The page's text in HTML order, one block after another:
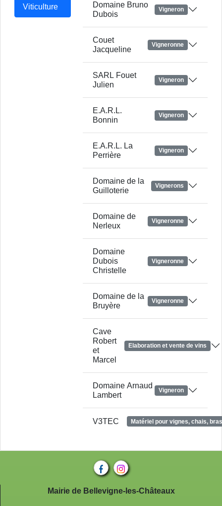
Viticulture
Domaine Bruno
Dubois
Vigneron
Couet
Jacqueline
Vigneronne
SARL Fouet
Julien
Vigneron
E.A.R.L.
Bonnin
Vigneron
E.A.R.L. La
Perrière
Vigneron
Domaine de la
Guilloterie
Vignerons
Domaine de
Nerleux
Vigneronne
Domaine
Dubois
Christelle
Vigneronne
Domaine de la
Bruyère
Vigneronne
Cave
Robert
et
Marcel
Elaboration et vente de vins
Domaine Arnaud
Lambert
Vigneron
V3TEC Matériel pour vignes, chais,
Mairie de Bellevigne-les-Châteaux